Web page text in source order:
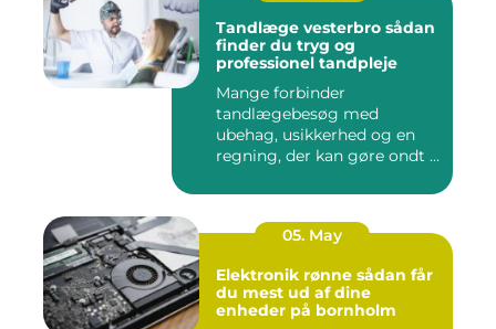
Tandlæge vesterbro sådan
finder du tryg og
professionel tandpleje
Mange forbinder
tandlægebesøg med
ubehag, usikkerhed og en
regning, der kan gøre ondt i
05. May
Elektronik rønne sådan får
du mest ud af dine
enheder på bornholm